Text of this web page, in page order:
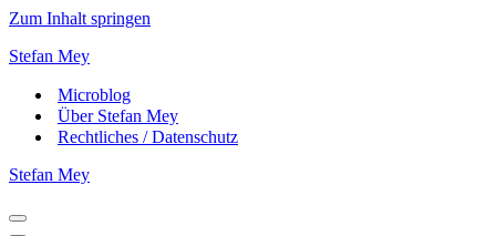
Zum Inhalt springen
Stefan Mey
Microblog
Über Stefan Mey
Rechtliches / Datenschutz
Stefan Mey
Navigationsmenü